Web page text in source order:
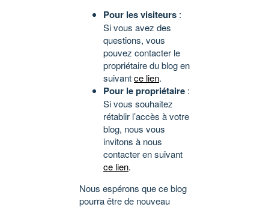
Pour les visiteurs :
Si vous avez des
questions, vous
pouvez contacter le
propriétaire du blog en
suivantce lien.
Pour le propriétaire :
Si vous souhaitez
rétablir l’accès à votre
blog, nous vous
invitons à nous
contacter en suivant
ce lien.
Nous espérons que ce blog
pourra être de nouveau